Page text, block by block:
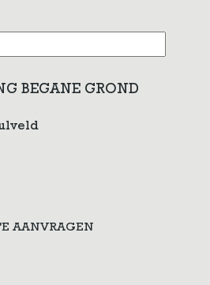
BEGANE GROND
AANVRAGEN